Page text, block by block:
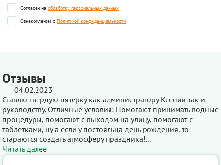
Согласен на обработку персональных данных
Ознакомлен(а) с Политикой конфиденциальности
Отзывы
04.02.2023
Ставлю твердую пятерку как администратору Ксении так и
руководству. Отличные условия: Помогают принимать водные
процедуры, помогают с выходом на улицу, помогают с
таблетками, ну а если у постояльца день рождения, то
стараются создать атмосферу праздника!...
Читать далее